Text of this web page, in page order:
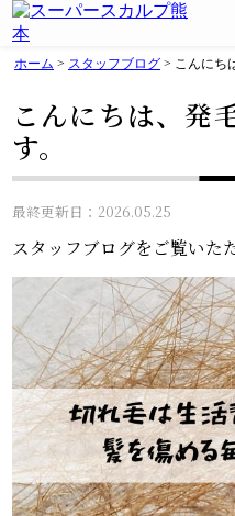
ホーム > スタッフブログ > こんにち
こんにちは、発
す。
最終更新日：2026.05.25
スタッフブログをご覧いた